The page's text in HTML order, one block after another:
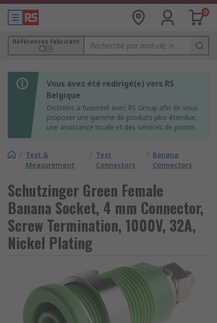
0
Références fabricant
Vous avez été redirigé(e) vers RS
Belgique
Distrelec a fusionné avec RS Group afin de vous
proposer une gamme de produits plus étendue,
une assistance locale et des services de pointe.
/ Test &
Measurement
/ Test
Connectors
/ Banana
Connectors
Schutzinger Green Female
Banana Socket, 4 mm Connector,
Screw Termination, 1000V, 32A,
Nickel Plating